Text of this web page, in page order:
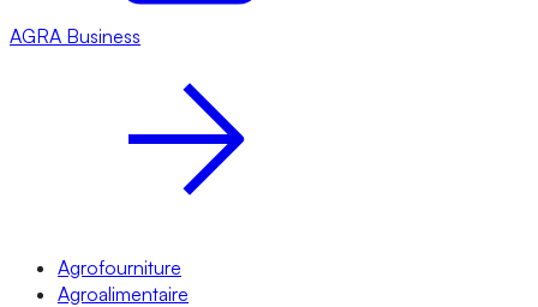
AGRA Business
Agrofourniture
Agroalimentaire